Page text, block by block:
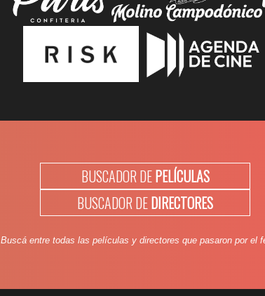
BUSCADOR DEPELÍCULAS
BUSCADOR DEDIRECTORES
Buscá entre todas las películas y directores que pasaron por el